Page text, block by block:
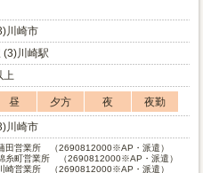
川崎市
(3)川崎駅
上
昼 夕方 夜
夜勤
川崎市
田営業所 （2690812000※AP・派遣）
糸町営業所 （2690812000※AP・派遣）
崎営業所 （2690812000※AP・派遣）